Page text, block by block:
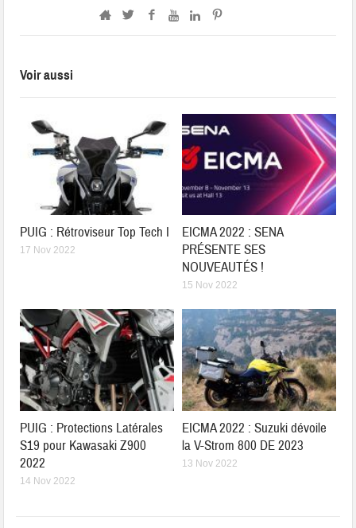
Voir aussi
PUIG : Rétroviseur Top Tech I
17 Nov 2022
EICMA 2022 : SENA
PRÉSENTE SES
NOUVEAUTÉS !
15 Nov 2022
PUIG : Protections Latérales
S19 pour Kawasaki Z900
2022
14 Nov 2022
EICMA 2022 : Suzuki dévoile
la V-Strom 800 DE 2023
13 Nov 2022